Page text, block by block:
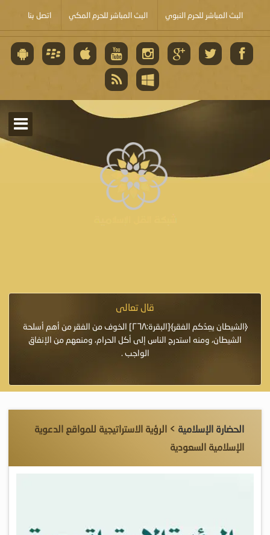
البث المباشر للحرم النبوي البث المباشر للحرم المكي اتصل بنا
قال تعالى
﴿الشيطان يعِدُكم الفقر﴾[البقرة:٢٦٨] الخوف من الفقر من أهم أسلحة
الشيطان، ومنه استدرج الناس إلى أكل الحرام، ومنعهم من الإنفاق
الواجب .
الحضارة الإسلامية > الرؤية الاستراتيجية للمواقع الدعوية
الإسلامية السعودية